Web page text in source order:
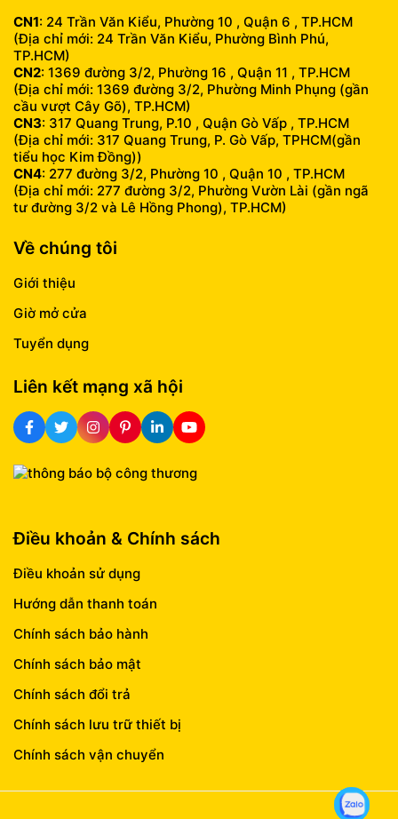
CN1: 24 Trần Văn Kiểu, Phường 10 , Quận 6 , TP.HCM
(Địa chỉ mới: 24 Trần Văn Kiểu, Phường Bình Phú,
TP.HCM)
CN2: 1369 đường 3/2, Phường 16 , Quận 11 , TP.HCM
(Địa chỉ mới: 1369 đường 3/2, Phường Minh Phụng (gần
cầu vượt Cây Gõ), TP.HCM)
CN3: 317 Quang Trung, P.10 , Quận Gò Vấp , TP.HCM
(Địa chỉ mới: 317 Quang Trung, P. Gò Vấp, TPHCM(gần
tiểu học Kim Đồng))
CN4: 277 đường 3/2, Phường 10 , Quận 10 , TP.HCM
(Địa chỉ mới: 277 đường 3/2, Phường Vườn Lài (gần ngã
tư đường 3/2 và Lê Hồng Phong), TP.HCM)
Về chúng tôi
Giới thiệu
Giờ mở cửa
Tuyển dụng
Liên kết mạng xã hội
Điều khoản & Chính sách
Điều khoản sử dụng
Hướng dẫn thanh toán
Chính sách bảo hành
Chính sách bảo mật
Chính sách đổi trả
Chính sách lưu trữ thiết bị
Chính sách vận chuyển